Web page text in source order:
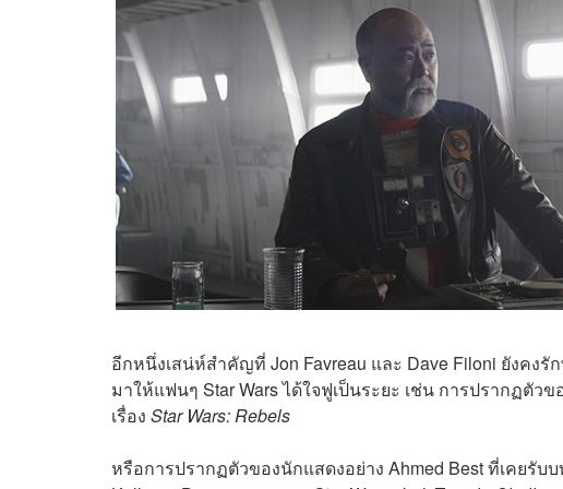
อีกหนึ่งเสน่ห์สำคัญที่ Jon Favreau และ Dave Filoni ยังคง
มาให้แฟนๆ Star Wars ได้ใจฟูเป็นระยะ เช่น การปรากฏตัว
เรื่อง Star Wars: Rebels
หรือการปรากฏตัวของนักแสดงอย่าง Ahmed Best ที่เคยรับบ